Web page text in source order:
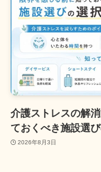
介護ストレスの解
ておくべき施設選
2026年8月3日